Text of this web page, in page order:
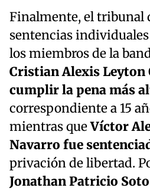
Finalmente, el tribunal
sentencias
los miembros de la
Cristian Alexis Leyton
cumplir la pena más
correspondiente a 15
mientras queVíctor
Navarro fue
privación de libertad.
Jonathan Patricio Soto